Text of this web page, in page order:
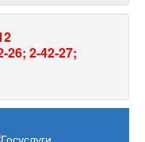
26; 2-42-27;